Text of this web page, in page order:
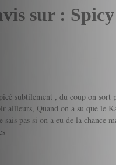
sur :
subtilement , du coup on
ailleurs, Quand on a su que
sais pas si on a eu de la chance